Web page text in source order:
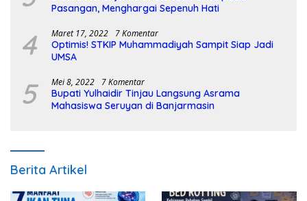
Pasangan, Menghargai Sepenuh Hati
4 Maret 17, 2022 7 Komentar
Optimis! STKIP Muhammadiyah Sampit Siap Jadi
UMSA
5 Mei 8, 2022 7 Komentar
Bupati Yulhaidir Tinjau Langsung Asrama
Mahasiswa Seruyan di Banjarmasin
Berita Artikel